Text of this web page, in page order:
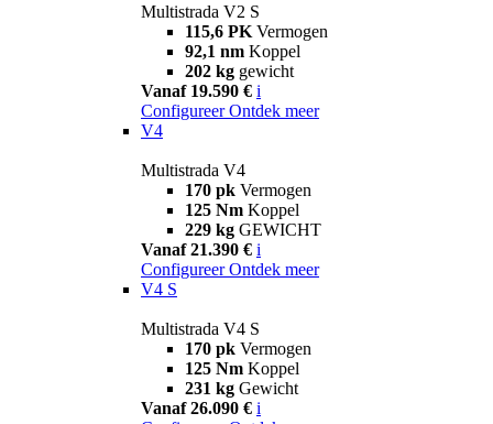
Multistrada V2 S
115,6 PK Vermogen
92,1 nm Koppel
202 kg gewicht
Vanaf 19.590 € i
Configureer Ontdek meer
V4
Multistrada V4
170 pk Vermogen
125 Nm Koppel
229 kg GEWICHT
Vanaf 21.390 € i
Configureer Ontdek meer
V4 S
Multistrada V4 S
170 pk Vermogen
125 Nm Koppel
231 kg Gewicht
Vanaf 26.090 € i